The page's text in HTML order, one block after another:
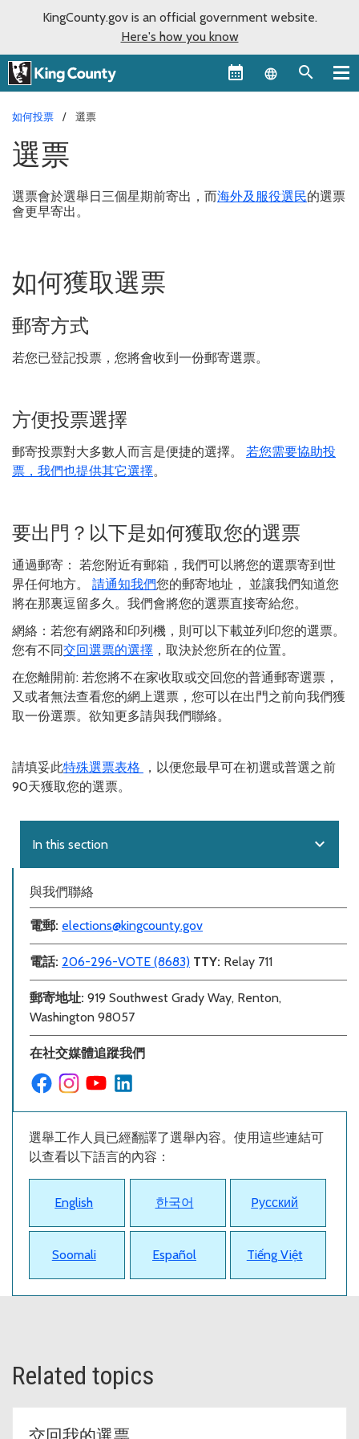
KingCounty.gov is an official government website.
Here's how you know
Language
如何投票 選票
選票
選票會於選舉日三個星期前寄出，而海外及服役選民的選票
會更早寄出。
如何獲取選票
郵寄方式
若您已登記投票，您將會收到一份郵寄選票。
方便投票選擇
郵寄投票對大多數人而言是便捷的選擇。 若您需要協助投
票，我們也提供其它選擇。
要出門？以下是如何獲取您的選票
通過郵寄 ： 若您附近有郵箱，我們可以將您的選票寄到世
界任何地方。 請通知我們您的郵寄地址， 並讓我們知道您
將在那裏逗留多久。我們會將您的選票直接寄給您。
網絡： 若您有網路和印列機，則可以下載並列印您的選票。
您有不同交回選票的選擇 ，取決於您所在的位置。
在您離開前: 若您將不在家收取或交回您的普通郵寄選票，
又或者無法查看您的網上選票，您可以在出門之前向我們獲
取一份選票。欲知更多請與我們聯絡。
請填妥此特殊選票表格
，以便您最早可在初選或普選之前
90天獲取您的選票。
In this section expand_more
與我們聯絡
電郵: elections@kingcounty.gov
電話: 206-296-VOTE (8683) TTY: Relay 711
郵寄地址: 919 Southwest Grady Way, Renton,
Washington 98057
在社交媒體追蹤我們
選舉工作人員已經翻譯了選舉內容。使用這些連結可
以查看以下語言的內容：
English 한국어 Pусский
Soomali Español Tiếng Việt
Related topics